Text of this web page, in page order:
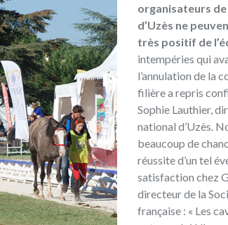
organisateurs de
d’Uzès ne
très positif de
intempéries qui
l’annulation de la
filière a repris
Sophie Lauthier,
national d’Uzès.
beaucoup de
réussite d’un tel
satisfaction chez
directeur de la
française : « Les